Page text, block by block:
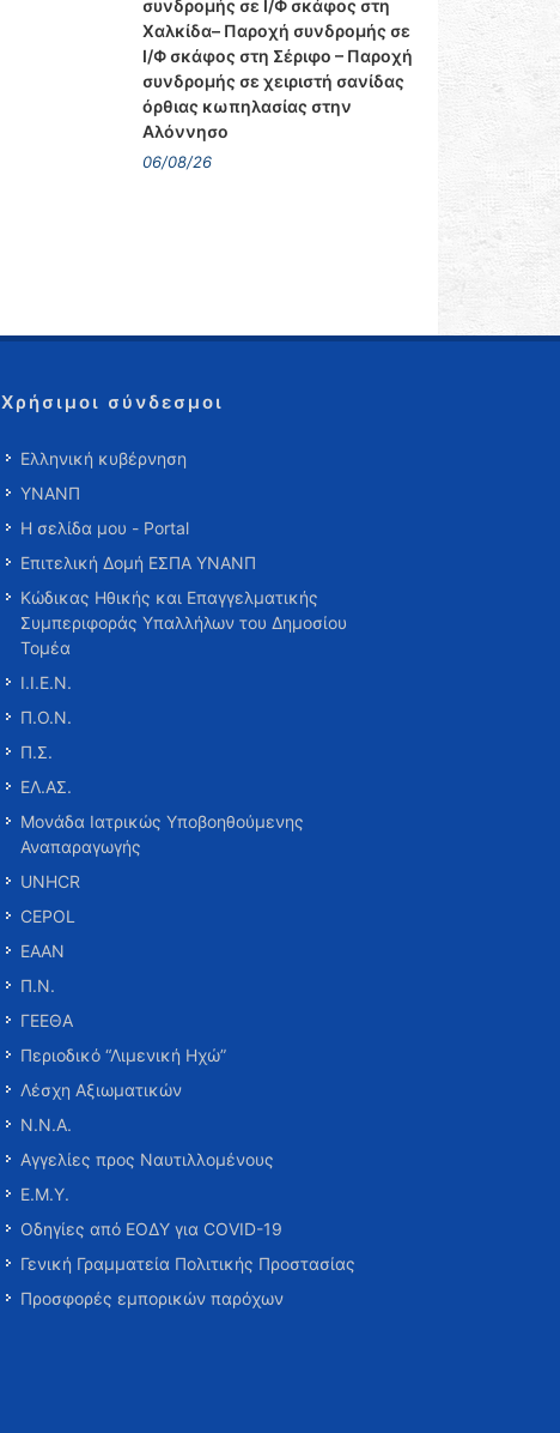
συνδρομής σε Ι/Φ σκάφος στη
Χαλκίδα– Παροχή συνδρομής σε
Ι/Φ σκάφος στη Σέριφο – Παροχή
συνδρομής σε χειριστή σανίδας
όρθιας κωπηλασίας στην
Αλόννησο
06/08/26
Χρήσιμοι σύνδεσμοι
Ελληνική κυβέρνηση
ΥΝΑΝΠ
Η σελίδα μου - Portal
Επιτελική Δομή ΕΣΠΑ ΥΝΑΝΠ
Κώδικας Ηθικής και Επαγγελματικής
Συμπεριφοράς Υπαλλήλων του Δημοσίου
Τομέα
Ι.Ι.Ε.Ν.
Π.Ο.Ν.
Π.Σ.
ΕΛ.ΑΣ.
Μονάδα Ιατρικώς Υποβοηθούμενης
Αναπαραγωγής
UNHCR
CEPOL
ΕΑΑΝ
Π.Ν.
ΓΕΕΘΑ
Περιοδικό “Λιμενική Ηχώ”
Λέσχη Αξιωματικών
Ν.Ν.Α.
Αγγελίες προς Ναυτιλλομένους
Ε.Μ.Υ.
Οδηγίες από ΕΟΔΥ για COVID-19
Γενική Γραμματεία Πολιτικής Προστασίας
Προσφορές εμπορικών παρόχων